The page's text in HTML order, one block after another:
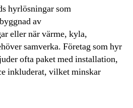
hyrlösningar som
av
eller när värme, kyla,
samverka. Företag som hyr
ofta paket med installation,
inkluderat, vilket minskar